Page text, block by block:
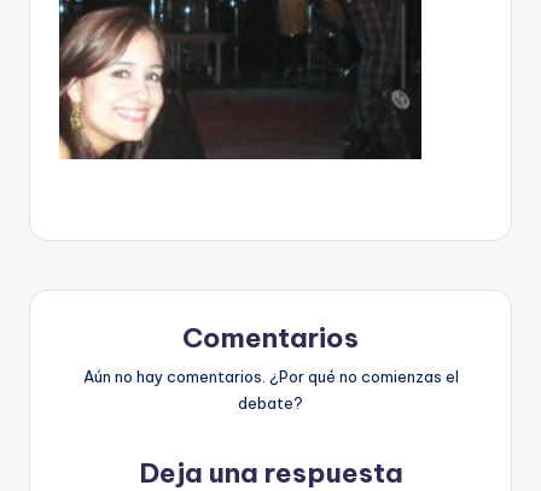
Comentarios
Aún no hay comentarios. ¿Por qué no comienzas el
debate?
Deja una respuesta